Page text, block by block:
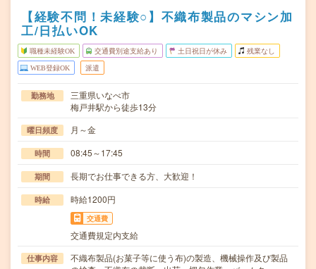
【経験不問！未経験○】不織布製品のマシン加
工/日払いOK
職種未経験OK 交通費別途支給あり 土日祝日が休み 残業なし
WEB登録OK 派遣
勤務地
三重県いなべ市
梅戸井駅から徒歩13分
曜日頻度 月～金
時間 08:45～17:45
期間 長期でお仕事できる方、大歓迎！
時給 時給1200円
交通費
交通費規定内支給
仕事内容
不織布製品(お菓子等に使う布)の製造、機械操作及び製品